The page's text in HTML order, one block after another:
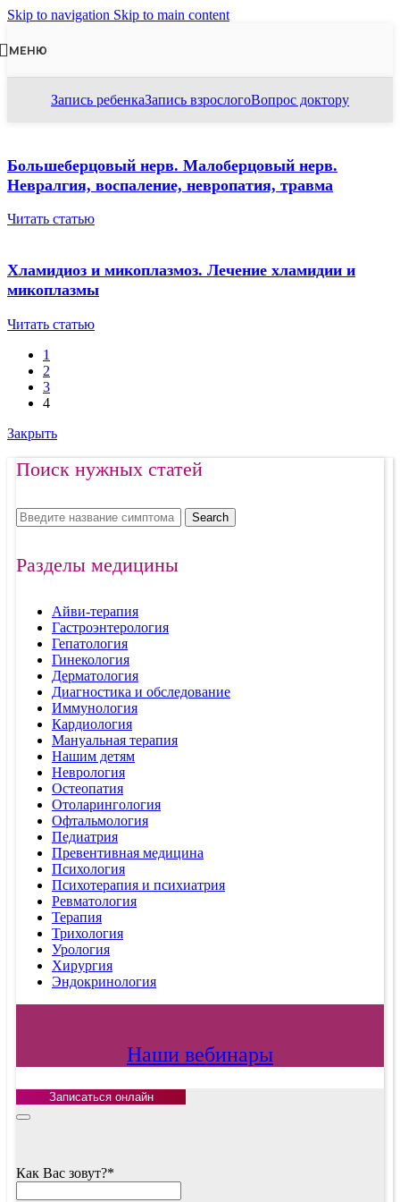
Skip to navigation Skip to main content
МЕНЮ
Запись ребенкаЗапись взрослогоВопрос доктору
Большеберцовый нерв. Малоберцовый нерв.
Невралгия, воспаление, невропатия, травма
Читать статью
Хламидиоз и микоплазмоз. Лечение хламидии и
микоплазмы
Читать статью
1
2
3
4
Закрыть
Поиск нужных статей
Search
Разделы медицины
Айви-терапия
Гастроэнтерология
Гепатология
Гинекология
Дерматология
Диагностика и обследование
Иммунология
Кардиология
Мануальная терапия
Нашим детям
Неврология
Остеопатия
Отоларингология
Офтальмология
Педиатрия
Превентивная медицина
Психология
Психотерапия и психиатрия
Ревматология
Терапия
Трихология
Урология
Хирургия
Эндокринология
Наши вебинары
Записаться онлайн
Contact
Как Вас зовут?*